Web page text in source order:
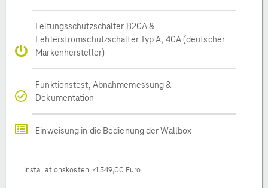
Leitungsschutzschalter B20A &
Fehlerstromschutzschalter Typ A, 40A (deutscher
Markenhersteller)
Funktionstest, Abnahmemessung &
Dokumentation
Einweisung in die Bedienung der Wallbox
Installationskosten ~1.549,00 Euro